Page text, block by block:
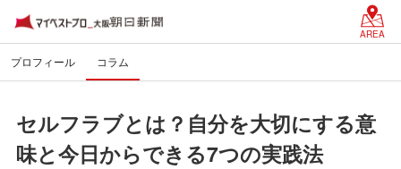
AREA
プロフィール コラム
セルフラブとは？自分を大切にする意
味と今日からできる7つの実践法